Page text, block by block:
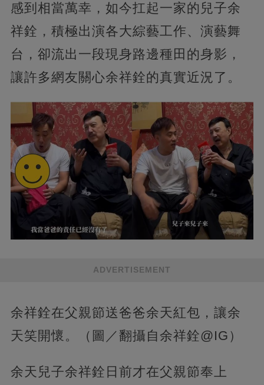
感到相當萬幸，如今扛起一家的兒子余
祥銓，積極出演各大綜藝工作、演藝舞
台，卻流出一段現身路邊種田的身影，
讓許多網友關心余祥銓的真實近況了。
ADVERTISEMENT
余祥銓在父親節送爸爸余天紅包，讓余
天笑開懷。（圖／翻攝自余祥銓@IG）
余天兒子余祥銓日前才在父親節奉上